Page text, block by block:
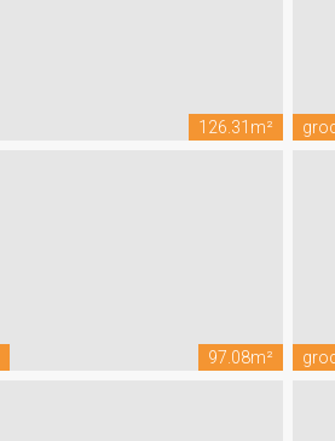
126.31m²
97.08m²